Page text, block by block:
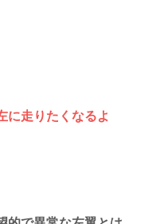
に走りたくなるよ